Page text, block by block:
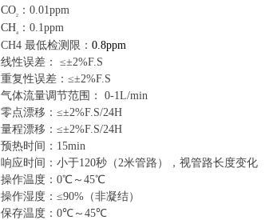
CO2 ： 0.01ppm
CH4 ： 0.1ppm
CH4 最低检测限： 0.8ppm
线性误差：
≤±2%F.S
重复性误差： ≤±2%F.S
气体流量调节范围：
0-1L/min
零点漂移： ≤±2%F.S/24H
量程漂移： ≤±2%F.S/24H
预热时间： 15min
响应时间：小于120秒（ 2米管路），视管路长度变化
操作温度： 0℃ ～ 45℃
操作湿度： ≤90% （非凝结）
保存温度： 0℃ ～ 45℃